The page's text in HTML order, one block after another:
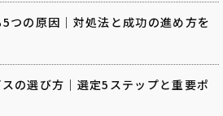
つの原因｜対処法と成功の進め方を
の選び方｜選定5ステップと重要ポ